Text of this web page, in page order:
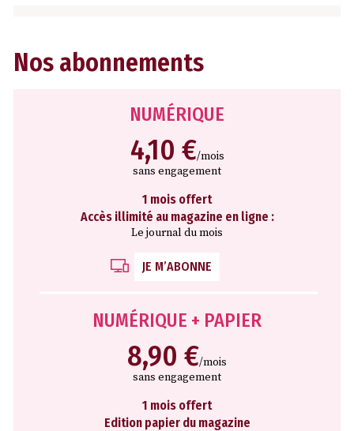
Nos abonnements
NUMÉRIQUE
4,10 €/mois
sans engagement
1 mois offert
Accès illimité au magazine en ligne :
Le journal du mois
JE M’ABONNE
NUMÉRIQUE + PAPIER
8,90 €/mois
sans engagement
1 mois offert
Edition papier du magazine